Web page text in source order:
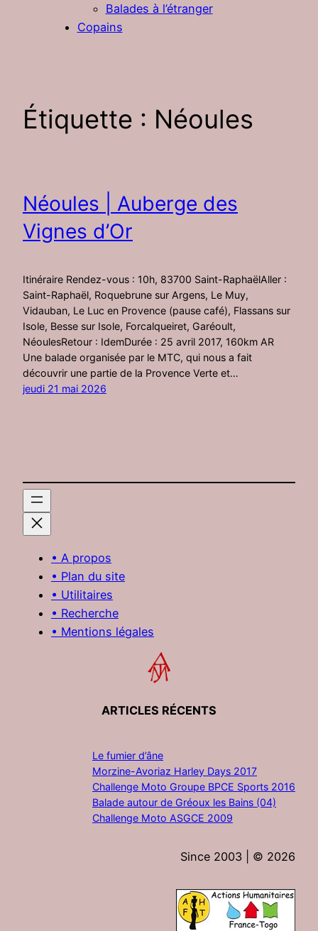
Balades à l’étranger
Copains
Étiquette : Néoules
Néoules | Auberge des
Vignes d’Or
Itinéraire Rendez-vous : 10h, 83700 Saint-RaphaëlAller :
Saint-Raphaël, Roquebrune sur Argens, Le Muy,
Vidauban, Le Luc en Provence (pause café), Flassans sur
Isole, Besse sur Isole, Forcalqueiret, Garéoult,
NéoulesRetour : IdemDurée : 25 avril 2017, 160km AR
Une balade organisée par le MTC, qui nous a fait
découvrir une partie de la Provence Verte et…
jeudi 21 mai 2026
• A propos
• Plan du site
• Utilitaires
• Recherche
• Mentions légales
ARTICLES RÉCENTS
Le fumier d’âne
Morzine-Avoriaz Harley Days 2017
Challenge Moto Groupe BPCE Sports 2016
Balade autour de Gréoux les Bains (04)
Challenge Moto ASGCE 2009
Since 2003 | © 2026